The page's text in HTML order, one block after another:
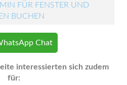
FÜR FENSTER UND
BUCHEN
Chat
interessierten sich zudem
für: